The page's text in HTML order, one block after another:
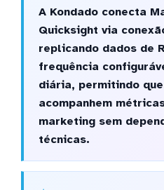
A Kondado conecta
Quicksight via
replicando dados de
frequência
diária, permitindo
acompanhem
marketing sem
técnicas.